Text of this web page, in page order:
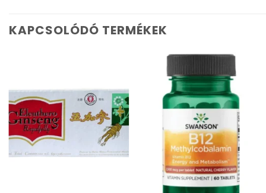
KAPCSOLÓDÓ TERMÉKEK
adás
Kívánságlistához
adás